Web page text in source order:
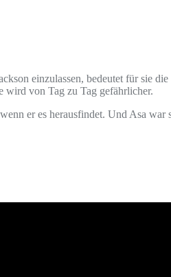
einzulassen, bedeutet für sie
wird von Tag zu Tag gefährlicher.
er es herausfindet. Und Asa war